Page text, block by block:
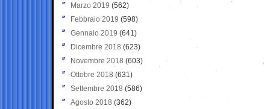
Marzo 2019 (562)
Febbraio 2019 (598)
Gennaio 2019 (641)
Dicembre 2018 (623)
Novembre 2018 (603)
Ottobre 2018 (631)
Settembre 2018 (586)
Agosto 2018 (362)